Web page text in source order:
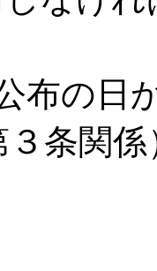
布の日
３条関係